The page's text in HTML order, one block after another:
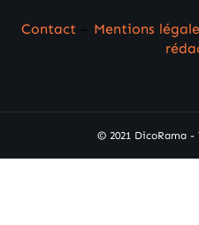
Contact Mentions
© 2021 DicoRama -